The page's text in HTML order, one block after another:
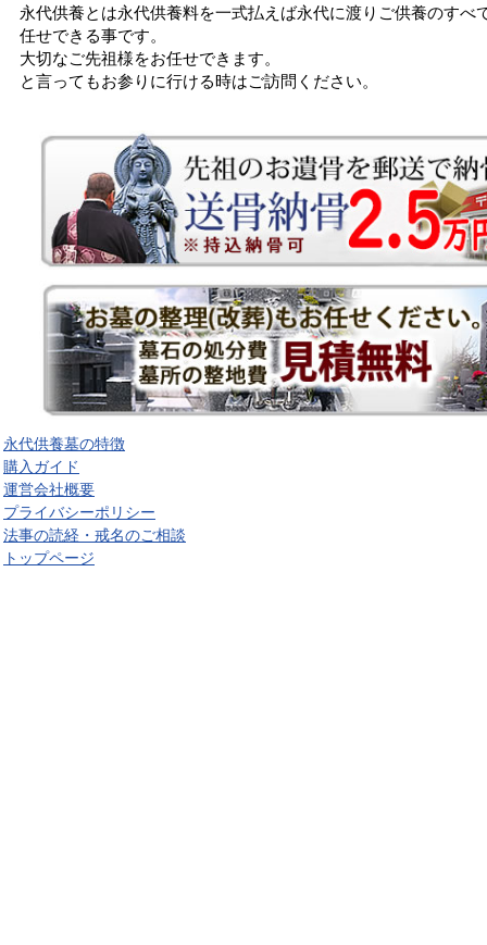
永代供養とは永代供養料を一式払えば永代に渡りご供養のすべ
任せできる事です。
大切なご先祖様をお任せできます。
と言ってもお参りに行ける時はご訪問ください。
永代供養墓の特徴
購入ガイド
運営会社概要
プライバシーポリシー
法事の読経・戒名のご相談
トップページ